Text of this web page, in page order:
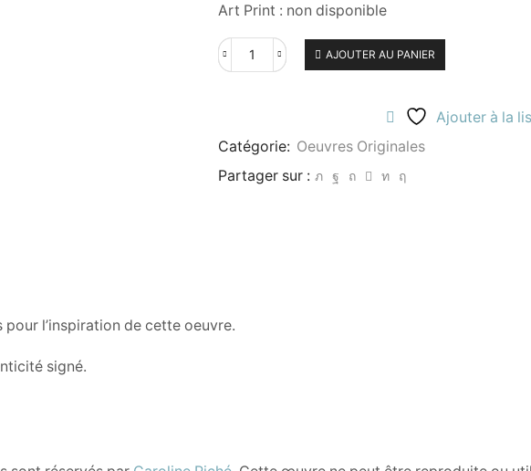
Art Print : non disponible
quantité
unifié
AJOUTER AU PANIER
Ajouter à la
Catégorie: Oeuvres Originales
Partager sur :
pour l’inspiration de cette oeuvre.
signé.